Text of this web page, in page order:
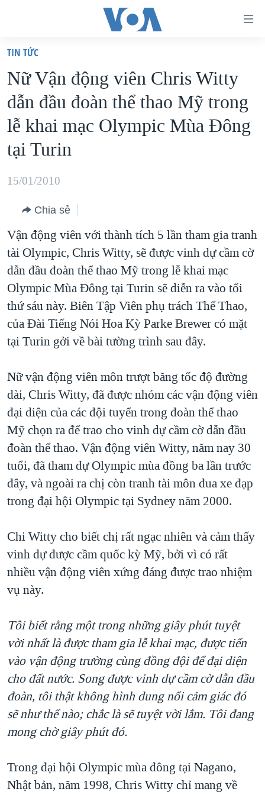
truy
cập
Tới
nội
chính
Tới
hướng
chính
tới
"Tìm"
VIỆT NAM
HOA KỲ
BIỂN ĐÔNG
THẾ GIỚI
MỤC
TỰ DO BÁO CHÍ
VẠCH TRẦN TIN GIẢ
NGƯỜI VIỆT HẢI NGOẠI
KINH TẾ
KHOA HỌC
VĂN HOÁ
GIÁO DỤC
CHUYÊN ĐỀ
CHIẾN TRANH THƯƠNG MẠI CỦA MỸ: QUÁ KHỨ VÀ HIỆN
TẠI
HÀNH TRÌNH BẦU CỬ 2024
MỘT NĂM CHIẾN TRANH TẠI DẢI GAZA
GIẢI MÃ VÀNH ĐAI & CON ĐƯỜNG
TRỊNH VĨNH BÌNH - NGƯỜI HẠ 'BÊN THẮNG CUỘC'
GROUND ZERO – XƯA VÀ NAY
CHI PHÍ CHIẾN TRANH AFGHANISTAN
CÁC GIÁ TRỊ CỘNG HÒA Ở VIỆT NAM
THƯỢNG ĐỈNH TRUMP-KIM TẠI VIỆT NAM
TRỊNH VĨNH BÌNH VS. CHÍNH PHỦ VIỆT NAM
NGƯ DÂN VIỆT VÀ LÀN SÓNG TRỘM HẢI SÂM
QUAN HỆ VIỆT MỸ
HỌC TIẾNG ANH
VIDEO
NGHE
MẠNG XÃ HỘI
Ngôn ngữ khác
TIN TỨC
Nữ Vận động viên Chris Witty
dẫn đầu đoàn thể thao Mỹ trong
lễ khai mạc Olympic Mùa Đông
tại Turin
15/01/2010
Chia sẻ
Vận động viên với thành tích 5 lần tham gia tranh
tài Olympic, Chris Witty, sẽ được vinh dự cầm cờ
dẫn đầu đoàn thể thao Mỹ trong lễ khai mạc
Olympic Mùa Đông tại Turin sẽ diễn ra vào tối
thứ sáu này. Biên Tập Viên phụ trách Thể Thao,
của Đài Tiếng Nói Hoa Kỳ Parke Brewer có mặt
tại Turin gởi về bài tường trình sau đây.
Nữ vận động viên môn trượt băng tốc độ đường
dài, Chris Witty, đã được nhóm các vận động viên
đại diện của các đội tuyển trong đoàn thể thao
Mỹ chọn ra để trao cho vinh dự cầm cờ dẫn đầu
đoàn thể thao. Vận động viên Witty, năm nay 30
tuổi, đã tham dự Olympic mùa đồng ba lần trước
đây, và ngoài ra chị còn tranh tài môn đua xe đạp
trong đại hội Olympic tại Sydney năm 2000.
Chi Witty cho biết chị rất ngạc nhiên và cảm thấy
vinh dự được cầm quốc kỳ Mỹ, bởi vì có rất
nhiều vận động viên xứng đáng được trao nhiệm
vụ này.
Tôi biết rằng một trong những giây phút tuyệt
vời nhất là được tham gia lễ khai mạc, được tiến
vào vận động trường cùng đồng đội để đại diện
cho đất nước. Song được vinh dự cầm cờ dẫn đầu
đoàn, tôi thật không hình dung nổi cảm giác đó
sẽ như thế nào; chắc là sẽ tuyệt vời lắm. Tôi đang
mong chờ giây phút đó.
Trong đại hội Olympic mùa đông tại Nagano,
Nhật bản, năm 1998, Chris Witty chỉ mang về